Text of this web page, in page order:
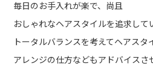
毎日のお手入れが楽で、尚且
おしゃれなヘアスタイルを追求して
トータルバランスを考えてヘアスタ
アレンジの仕方などもアドバイス